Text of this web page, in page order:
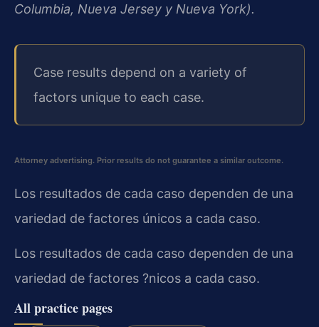
Columbia, Nueva Jersey y Nueva York).
Case results depend on a variety of
factors unique to each case.
Attorney advertising. Prior results do not guarantee a similar outcome.
Los resultados de cada caso dependen de una
variedad de factores únicos a cada caso.
Los resultados de cada caso dependen de una
variedad de factores ?nicos a cada caso.
All practice pages